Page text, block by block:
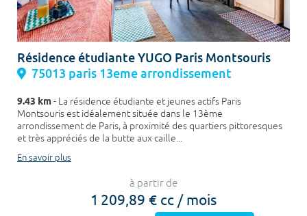
Chercher
Résidence étudiante YUGO Paris Montsouris
75013 paris 13eme arrondissement
9.43 km- La résidence étudiante et jeunes actifs Paris
Montsouris est idéalement située dans le 13ème
arrondissement de Paris, à proximité des quartiers pittoresques
et très appréciés de la butte aux caille...
En savoir plus
à partir de
1 209,89 € cc / mois